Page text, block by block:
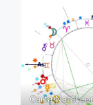
Carta Natal